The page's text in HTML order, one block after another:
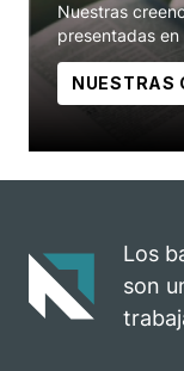
Nuestras
presentadas
NUESTRAS
Los
son